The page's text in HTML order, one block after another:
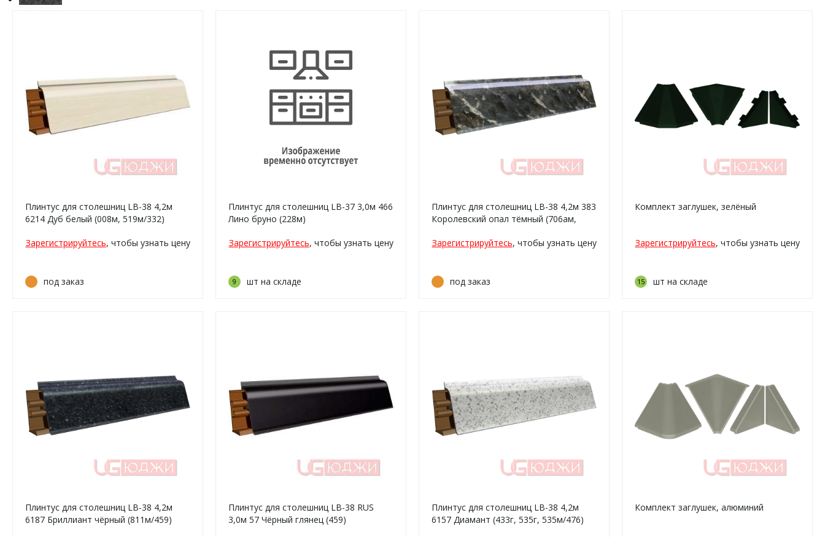
Плинтус для столешниц LB-38 4,2м
6214 Дуб белый (008м, 519м/332)
Зарегистрируйтесь, чтобы узнать цену
под заказ
Плинтус для столешниц LB-37 3,0м 466
Лино бруно (228м)
Зарегистрируйтесь, чтобы узнать цену
9 шт на складе
Плинтус для столешниц LB-38 4,2м 383
Королевский опал тёмный (706ам,
Зарегистрируйтесь, чтобы узнать цену
под заказ
Комплект заглушек, зелёный
Зарегистрируйтесь, чтобы узнать цену
15 шт на складе
Плинтус для столешниц LB-38 4,2м
6187 Бриллиант чёрный (811м/459)
Плинтус для столешниц LB-38 RUS
3,0м 57 Чёрный глянец (459)
Плинтус для столешниц LB-38 4,2м
6157 Диамант (433г, 535г, 535м/476)
Комплект заглушек, алюминий